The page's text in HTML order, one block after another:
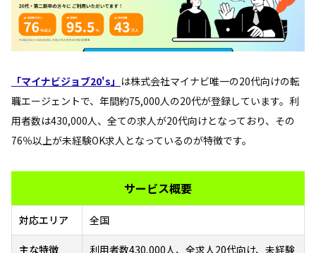
「マイナビジョブ20's」 は株式会社マイナビ唯一の20代向けの転
職エージェントで、年間約75,000人の20代が登録しています。利
用者数は430,000人、全ての求人が20代向けとなっており、その
76％以上が未経験OK求人となっているのが特徴です。
サービス概要
対応エリア 全国
主な特徴 利用者数430,000人、全求人20代向け、未経験